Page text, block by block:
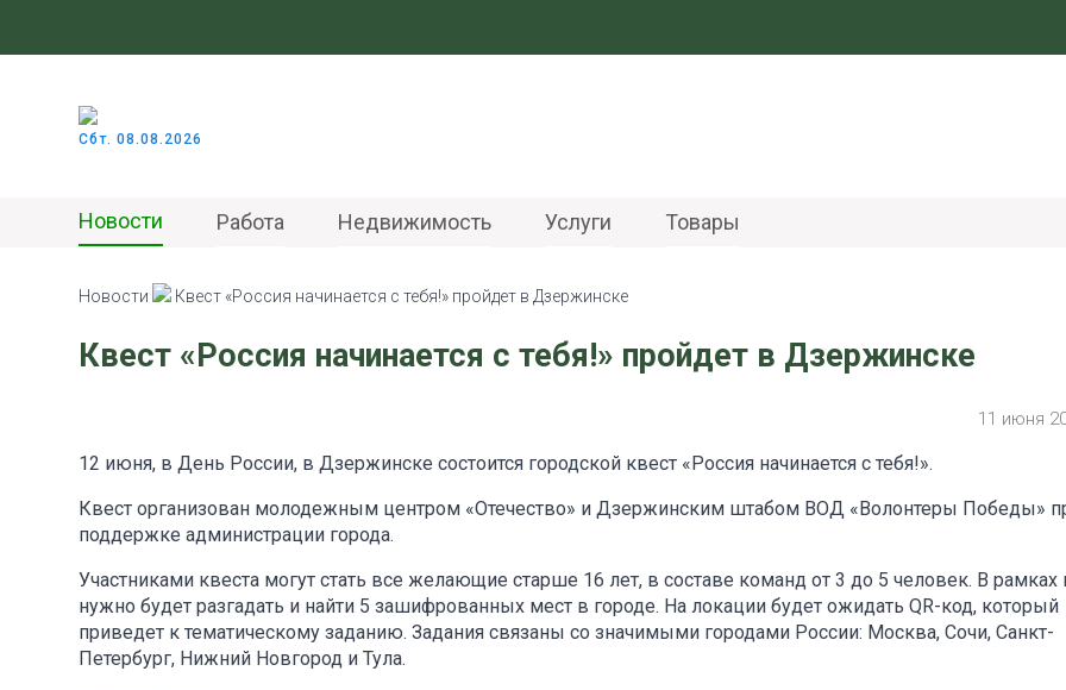
Сбт. 08.08.2026
Новости Работа Недвижимость Услуги Товары
Новости Квест «Россия начинается с тебя!» пройдет в Дзержинске
Квест «Россия начинается с тебя!» пройдет в Дзержинске
11 июня
12 июня, в День России, в Дзержинске состоится городской квест «Россия начинается с тебя!».
Квест организован молодежным центром «Отечество» и Дзержинским штабом ВОД «Волонтеры Победы»
поддержке администрации города.
Участниками квеста могут стать все желающие старше 16 лет, в составе команд от 3 до 5 человек. В рамках
нужно будет разгадать и найти 5 зашифрованных мест в городе. На локации будет ожидать QR-код, который
приведет к тематическому заданию. Задания связаны со значимыми городами России: Москва, Сочи, Санкт-
Петербург, Нижний Новгород и Тула.